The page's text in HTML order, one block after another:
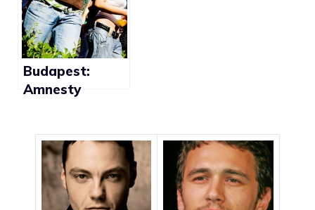
Budapest:
Amnesty
permesso per il
Gay Pride